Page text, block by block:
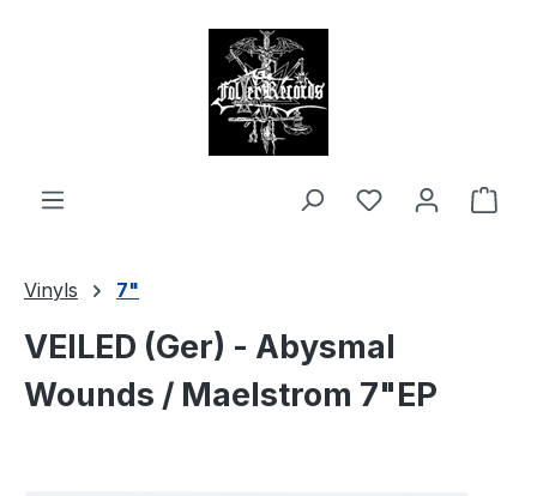
Vinyls 7"
VEILED (Ger) - Abysmal
Wounds / Maelstrom 7"EP